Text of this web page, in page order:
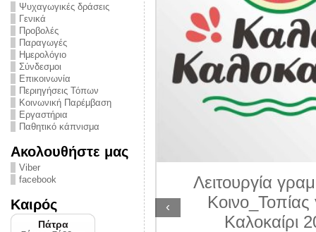
Ψυχαγωγικές δράσεις
Γενικά
Προβολές
Παραγωγές
Ημερολόγιο
Σύνδεσμοι
Επικοινωνία
Περιηγήσεις Τόπων
Κοινωνική Παρέμβαση
Εργαστήρια
Παθητικό κάπνισμα
Ακολουθήστε μας
Viber
facebook
Καιρός
από την
την ημέρα
και
στο
2026
Λειτουργία
Κοινο_Τοπίας
Καλοκαίρι
‹